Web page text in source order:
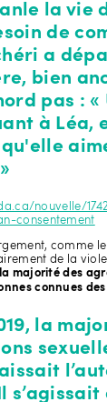
la vie
de
a
bien
pas : «
à Léa,
nouvelle/
consentement
comme
de la
la majorité des
connues
la
s’agissait